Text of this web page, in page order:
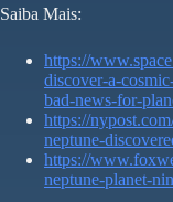
Saiba Mais:
https://
discover-a-
bad-news-for-
https://
neptune-
https://
neptune-planet-